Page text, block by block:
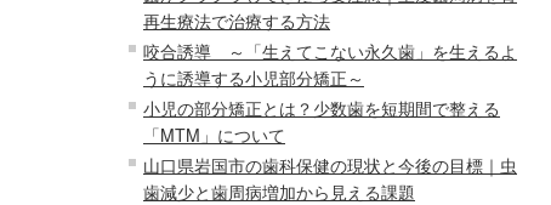
再生療法で治療する方法
咬合誘導 ～「生えてこない永久歯」を生えるよ
うに誘導する小児部分矯正～
小児の部分矯正とは？少数歯を短期間で整える
「MTM」について
山口県岩国市の歯科保健の現状と今後の目標｜虫
歯減少と歯周病増加から見える課題